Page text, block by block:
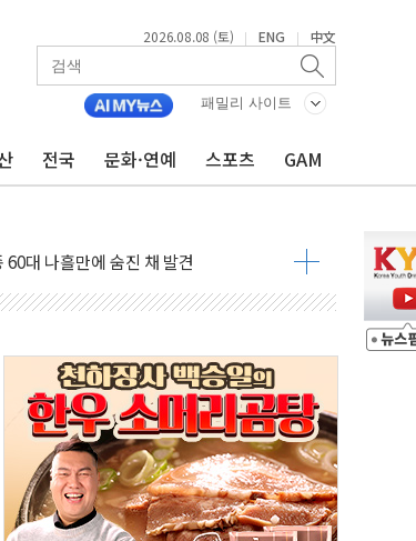
2026.08.08 (토) | ENG | 中文
패밀리 사이트
전국 문화·연예 스포츠 GAM
전복…1명 사망·1명 실종
석..."국제적 시민 연대로 목소리 내야"
대 아들 체포
청래…제주 연설서 신경전 고조
까지 최대 3.5m 높은 물결
부, 비상대응기구 가동
도 부동산 규제 철폐
피서객 7명 고립…전원 구조
페르세우스 유성우 관측
이상 폭우…호우경보 발효